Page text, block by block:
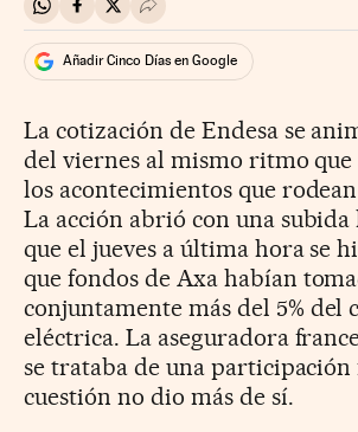
Compartir en Whatsapp
Compartir en Facebook
Compartir en Twitter
Desplegar Redes Sociales
Añadir Cinco Días en Google
La cotización de Endesa se
del viernes al mismo ritmo que
los acontecimientos que
La acción abrió con una subida
que el jueves a última hora se
que fondos de Axa habían
conjuntamente más del 5% del
eléctrica. La aseguradora
se trataba de una
cuestión no dio más de sí.